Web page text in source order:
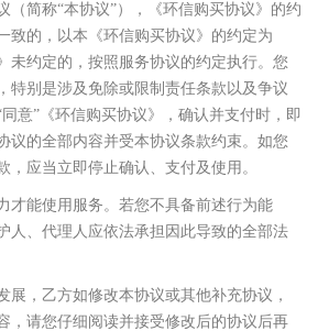
（简称“本协议”），《环信购买协议》的约
致的，以本《环信购买协议》的约定为
未约定的，按照服务协议的约定执行。您
特别是涉及免除或限制责任条款以及争议
意”《环信购买协议》，确认并支付时，即
议的全部内容并受本协议条款约束。如您
，应当立即停止确认、支付及使用。
才能使用服务。若您不具备前述行为能
人、代理人应依法承担因此导致的全部法
展，乙方如修改本协议或其他补充协议，
，请您仔细阅读并接受修改后的协议后再